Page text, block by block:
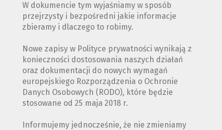
W dokumencie tym wyjaśniamy w sposób
przejrzysty i bezpośredni jakie informacje
zbieramy i dlaczego to robimy.
Nowe zapisy w Polityce prywatności wynikają z
konieczności dostosowania naszych działań
oraz dokumentacji do nowych wymagań
europejskiego Rozporządzenia o Ochronie
Danych Osobowych (RODO), które będzie
stosowane od 25 maja 2018 r.
Informujemy jednocześnie, że nie zmieniamy